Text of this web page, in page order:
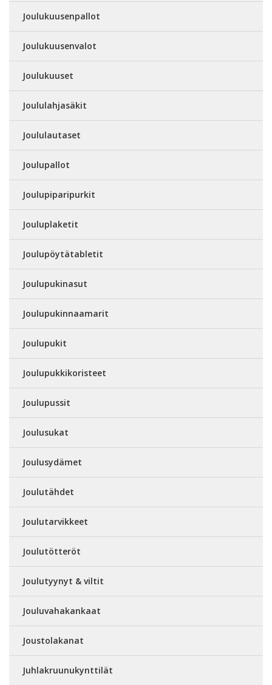
Joulukuusenpallot
Joulukuusenvalot
Joulukuuset
Joululahjasäkit
Joululautaset
Joulupallot
Joulupiparipurkit
Jouluplaketit
Joulupöytätabletit
Joulupukinasut
Joulupukinnaamarit
Joulupukit
Joulupukkikoristeet
Joulupussit
Joulusukat
Joulusydämet
Joulutähdet
Joulutarvikkeet
Joulutötteröt
Joulutyynyt & viltit
Jouluvahakankaat
Joustolakanat
Juhlakruunukynttilät